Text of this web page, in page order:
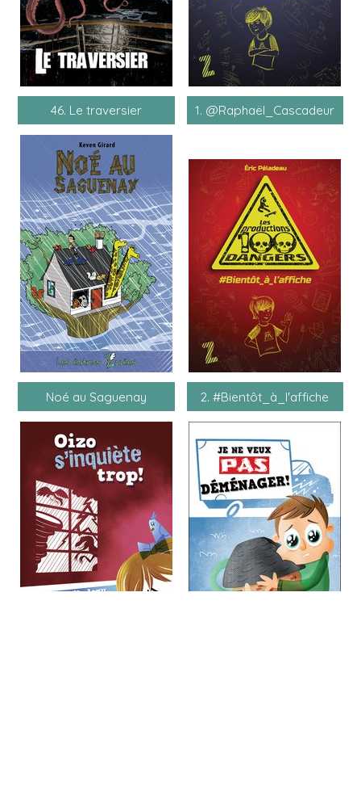
46. Le traversier 1. @Raphaël_Cascadeur
Noé au Saguenay 2. #Bientôt_à_l'affiche